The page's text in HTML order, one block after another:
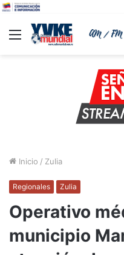
Menu
Inicio / Zulia
Regionales Zulia
Operativo
municipio